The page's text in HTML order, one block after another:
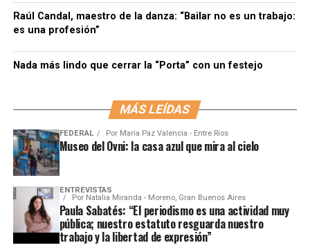
Raúl Candal, maestro de la danza: “Bailar no es un trabajo:
es una profesión”
Nada más lindo que cerrar la “Porta” con un festejo
MÁS LEÍDAS
FEDERAL Por María Paz Valencia - Entre Ríos
Museo del Ovni: la casa azul que mira al cielo
ENTREVISTAS
Por Natalia Miranda - Moreno, Gran Buenos Aires
Paula Sabatés: “El periodismo es una actividad muy
pública; nuestro estatuto resguarda nuestro
trabajo y la libertad de expresión”